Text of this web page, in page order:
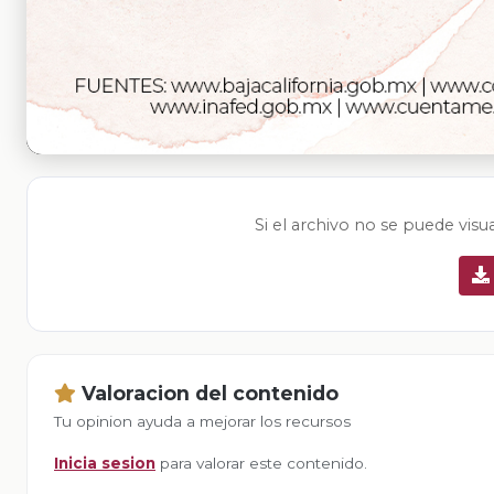
Si el archivo no se puede
Valoracion del contenido
Tu opinion ayuda a mejorar los recursos
Inicia sesion para valorar este contenido.